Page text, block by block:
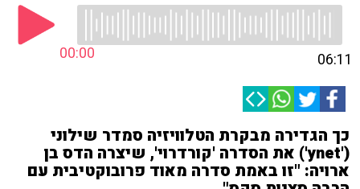
00:00 06:11
כך הגדירה מבקרת הטלוויזיה סמדר שילוני
('ynet') את הסדרה 'קורדרוי', שיצרה הדס בן
ארויה: "זו באמת סדרה מאוד פרובוקטיבית עם